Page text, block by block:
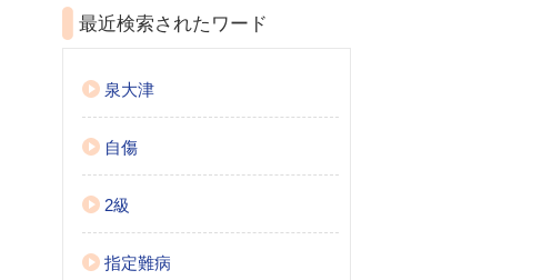
最近検索されたワード
泉大津
自傷
2級
指定難病